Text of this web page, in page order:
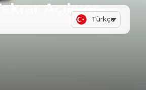
Türkçe
Açılıyor